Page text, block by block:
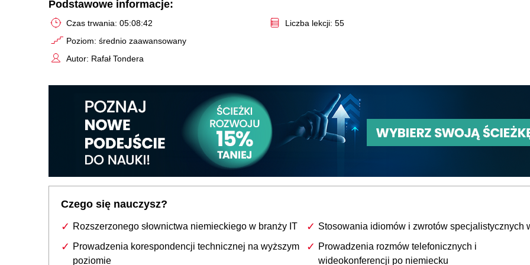
Podstawowe informacje:
Czas trwania: 05:08:42
Poziom: średnio zaawansowany
Autor: Rafał Tondera
Liczba lekcji: 55
Czego się nauczysz?
Rozszerzonego słownictwa niemieckiego w branży IT
Prowadzenia korespondencji technicznej na wyższym
poziomie
Stosowania idiomów i zwrotów specjalistycznych
Prowadzenia rozmów telefonicznych i
wideokonferencji po niemiecku